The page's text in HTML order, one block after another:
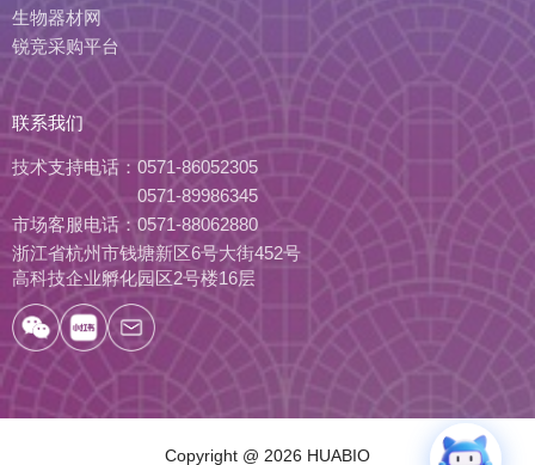
生物器材网
锐竞采购平台
联系我们
技术支持电话： 0571-86052305
0571-89986345
市场客服电话： 0571-88062880
浙江省杭州市钱塘新区6号大街452号
高科技企业孵化园区2号楼16层
Copyright @ 2026 HUABIO